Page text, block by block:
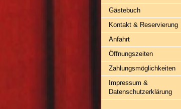
Gästebuch
Kontakt & Reservierung
Anfahrt
Öffnungszeiten
Zahlungsmöglichkeiten
Impressum &
Datenschutzerklärung